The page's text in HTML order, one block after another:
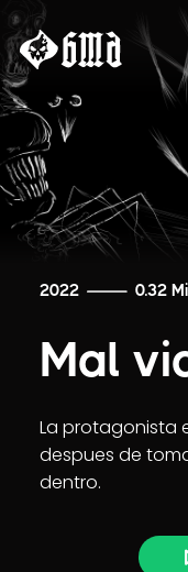
2022 0.32
Mal
La protagonista
despues de
dentro.